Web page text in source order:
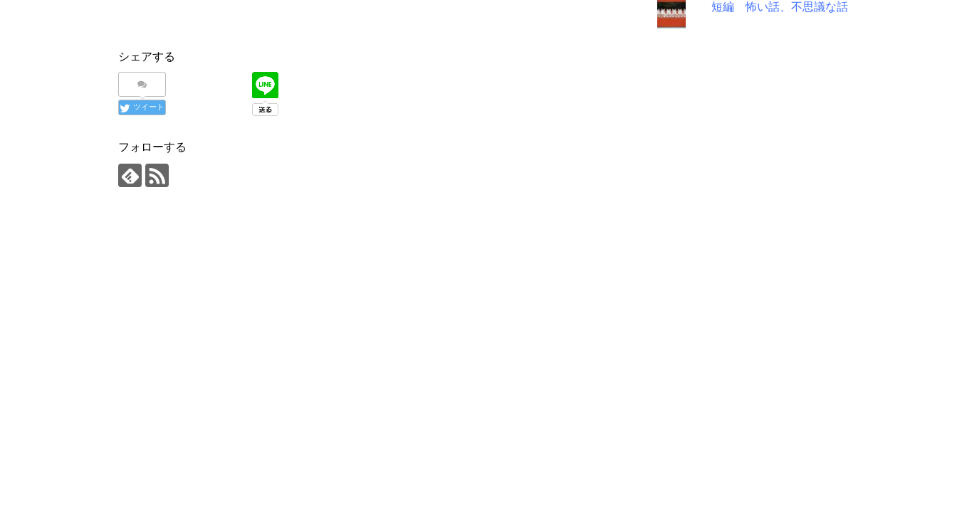
シェアする
ツイート
フォローする
短編 怖い話、不思議な話